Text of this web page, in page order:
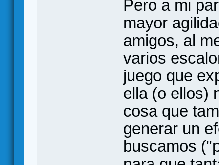
Pero a mi
mayor
amigos, al
varios
juego que
ella (o ellos)
cosa que
generar un
buscamos